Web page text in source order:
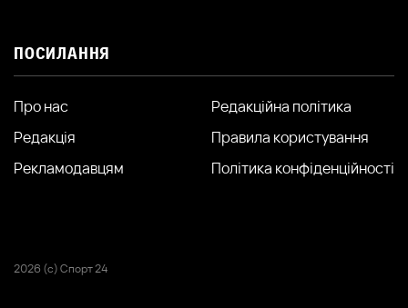
ПОСИЛАННЯ
Про нас
Редакція
Рекламодавцям
Редакційна політика
Правила користування
Політика конфіденційності
2026 (с) Спорт 24